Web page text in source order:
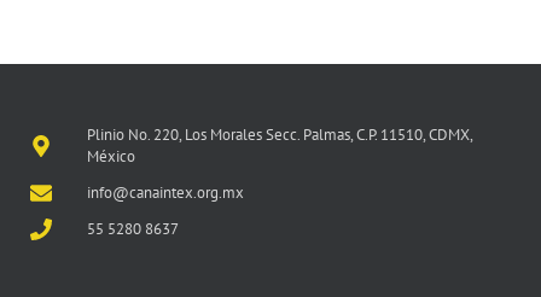
Plinio No. 220, Los Morales Secc. Palmas, C.P. 11510, CDMX,
México
info@canaintex.org.mx
55 5280 8637